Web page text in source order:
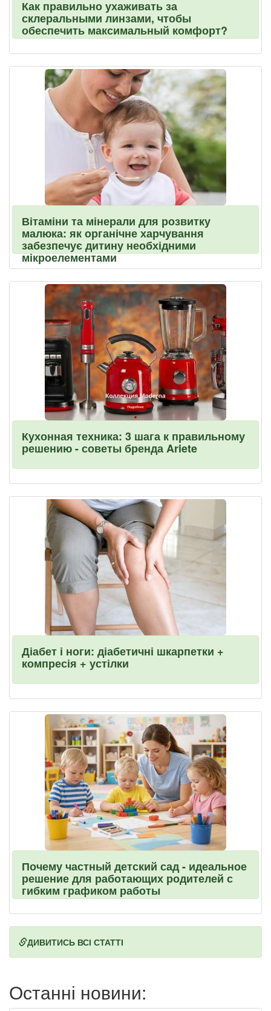
Как правильно ухаживать за
склеральными линзами, чтобы
обеспечить максимальный комфорт?
Вітаміни та мінерали для розвитку
малюка: як органічне харчування
забезпечує дитину необхідними
мікроелементами
Кухонная техника: 3 шага к правильному
решению - советы бренда Ariete
Діабет і ноги: діабетичні шкарпетки +
компресія + устілки
Почему частный детский сад - идеальное
решение для работающих родителей с
гибким графиком работы
ДИВИТИСЬ ВСІ СТАТТІ
Останні новини: